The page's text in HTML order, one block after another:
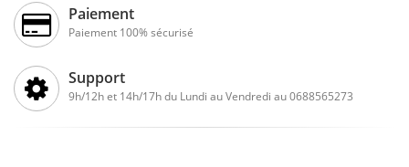
Paiement
Paiement 100% sécurisé
Support
9h/12h et 14h/17h du Lundi au Vendredi au 0688565273